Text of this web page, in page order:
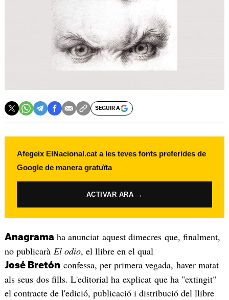
SEGUIR A
Afegeix ElNacional.cat a les teves fonts preferides de
Google de manera gratuïta
ACTIVAR ARA →
Anagramaha anunciat aquest dimecres que, finalment,
no publicarà El odio, el llibre en el qual
José Bretón confessa, per primera vegada, haver matat
als seus dos fills. L'editorial ha explicat que ha "extingit"
el contracte de l'edició, publicació i distribució del llibre